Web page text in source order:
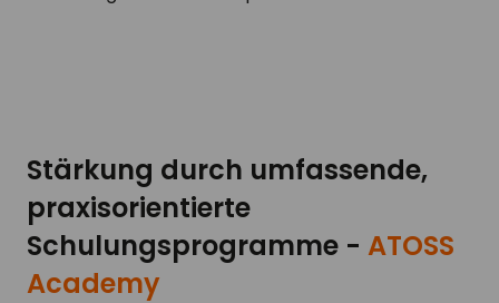
Stärkung durch umfassende,
praxisorientierte
Schulungsprogramme - ATOSS
Academy